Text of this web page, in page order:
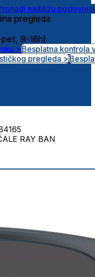
najbližu
pregleda
8-16h)
>Besplatna kontrola
pregleda >
RAY BAN